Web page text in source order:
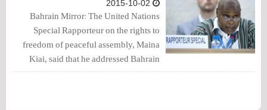
Bahrain Mirror: The United Nations
Special Rapporteur on the rights to
freedom of peaceful assembly, Maina
Kiai, said that he addressed Bahrain
requesting information regarding 30